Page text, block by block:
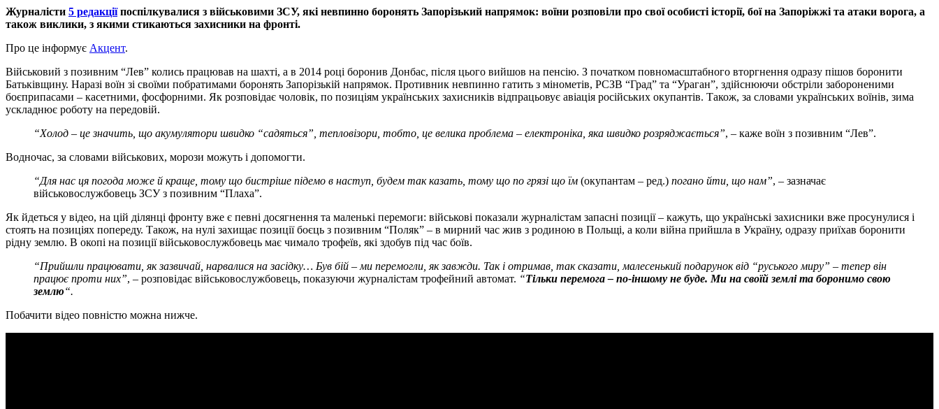
Журналісти 5 редакціїпоспілкувалися з військовими ЗСУ, які невпинно боронять Запорізький напрямок: воїни розповіли про свої особисті історії, бої на Запоріжжі та атаки ворога, а
також виклики, з якими стикаються захисники на фронті.
Про це інформує Акцент.
Військовий з позивним “Лев” колись працював на шахті, а в 2014 році боронив Донбас, після цього вийшов на пенсію. З початком повномасштабного вторгнення одразу пішов боронити
Батьківщину. Наразі воїн зі своїми побратимами боронять Запорізькій напрямок. Противник невпинно гатить з мінометів, РСЗВ “Град” та “Ураган”, здійснюючи обстріли забороненими
боєприпасами – касетними, фосфорними. Як розповідає чоловік, по позиціям українських захисників відпрацьовує авіація російських окупантів. Також, за словами українських воїнів, зима
ускладнює роботу на передовій.
“Холод – це значить, що акумулятори швидко “садяться”, тепловізори, тобто, це велика проблема – електроніка, яка швидко розряджається”, – каже воїн з позивним “Лев”.
Водночас, за словами військових, морози можуть і допомогти.
“Для нас ця погода може й краще, тому що бистріше підемо в наступ, будем так казать, тому що по грязі що їм (окупантам – ред.) погано йти, що нам”, – зазначає
військовослужбовець ЗСУ з позивним “Плаха”.
Як йдеться у відео, на цій ділянці фронту вже є певні досягнення та маленькі перемоги: військові показали журналістам запасні позиції – кажуть, що українські захисники вже просунулися і
стоять на позиціях попереду. Також, на нулі захищає позиції боєць з позивним “Поляк” – в мирний час жив з родиною в Польщі, а коли війна прийшла в Україну, одразу приїхав боронити
рідну землю. В окопі на позиції військовослужбовець має чимало трофеїв, які здобув під час боїв.
“Прийшли працювати, як зазвичай, нарвалися на засідку… Був бій – ми перемогли, як завжди. Так і отримав, так сказати, малесенький подарунок від “руського миру” – тепер він
працює проти них”, – розповідає військовослужбовець, показуючи журналістам трофейний автомат. “Тільки перемога – по-іншому не буде. Ми на своїй землі та боронимо свою
землю“.
Побачити відео повністю можна нижче.